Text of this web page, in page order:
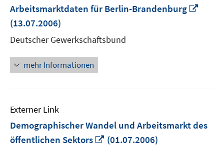
Arbeitsmarktdaten für Berlin-Brandenburg
(13.07.2006)
Deutscher Gewerkschaftsbund
mehr Informationen
Externer Link
Demographischer Wandel und Arbeitsmarkt des
öffentlichen Sektors
In
(01.07.2006)